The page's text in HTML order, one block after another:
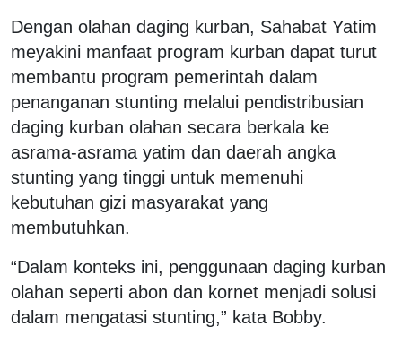
Dengan olahan daging kurban, Sahabat Yatim
meyakini manfaat program kurban dapat turut
membantu program pemerintah dalam
penanganan stunting melalui pendistribusian
daging kurban olahan secara berkala ke
asrama-asrama yatim dan daerah angka
stunting yang tinggi untuk memenuhi
kebutuhan gizi masyarakat yang
membutuhkan.
“Dalam konteks ini, penggunaan daging kurban
olahan seperti abon dan kornet menjadi solusi
dalam mengatasi stunting,” kata Bobby.